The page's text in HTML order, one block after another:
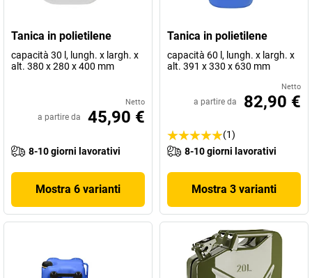
Tanica in polietilene
capacità 30 l, lungh. x largh. x
alt. 380 x 280 x 400 mm
Netto
a partire da 45,90 €
8-10 giorni lavorativi
Mostra 6 varianti
Tanica in polietilene
capacità 60 l, lungh. x largh. x
alt. 391 x 330 x 630 mm
Netto
a partire da 82,90 €
(1)
8-10 giorni lavorativi
Mostra 3 varianti